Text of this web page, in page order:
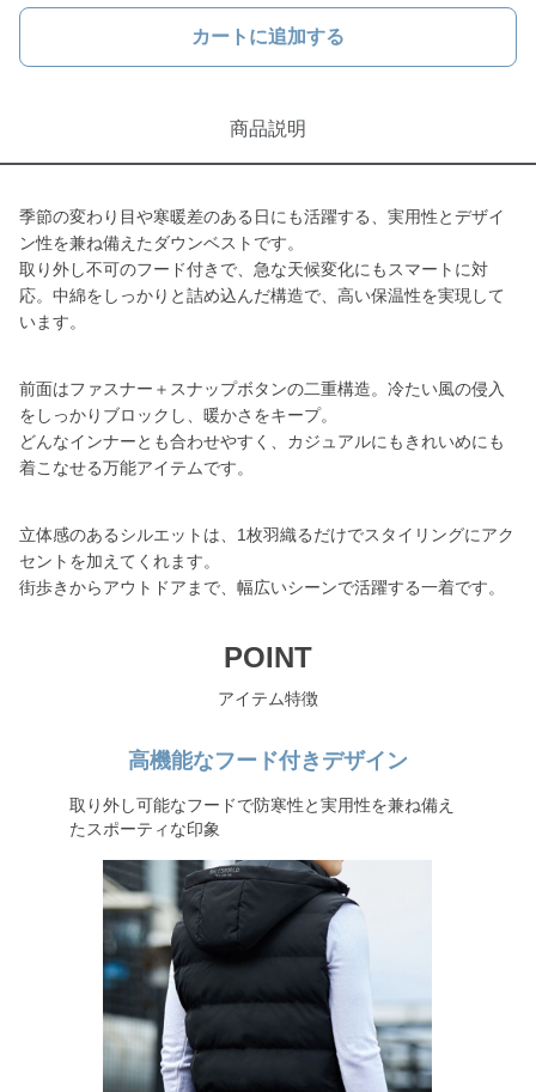
カートに追加する
商品説明
季節の変わり目や寒暖差のある日にも活躍する、実用性とデザイ
ン性を兼ね備えたダウンベストです。
取り外し不可のフード付きで、急な天候変化にもスマートに対
応。中綿をしっかりと詰め込んだ構造で、高い保温性を実現して
います。
前面はファスナー＋スナップボタンの二重構造。冷たい風の侵入
をしっかりブロックし、暖かさをキープ。
どんなインナーとも合わせやすく、カジュアルにもきれいめにも
着こなせる万能アイテムです。
立体感のあるシルエットは、1枚羽織るだけでスタイリングにアク
セントを加えてくれます。
街歩きからアウトドアまで、幅広いシーンで活躍する一着です。
POINT
アイテム特徴
高機能なフード付きデザイン
取り外し可能なフードで防寒性と実用性を兼ね備え
たスポーティな印象